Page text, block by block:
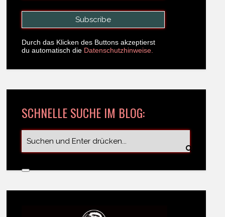
Durch das Klicken des Buttons akzeptierst
du automatisch die Datenschutzhinweise.
SCHNELLE SUCHE IM BLOG: